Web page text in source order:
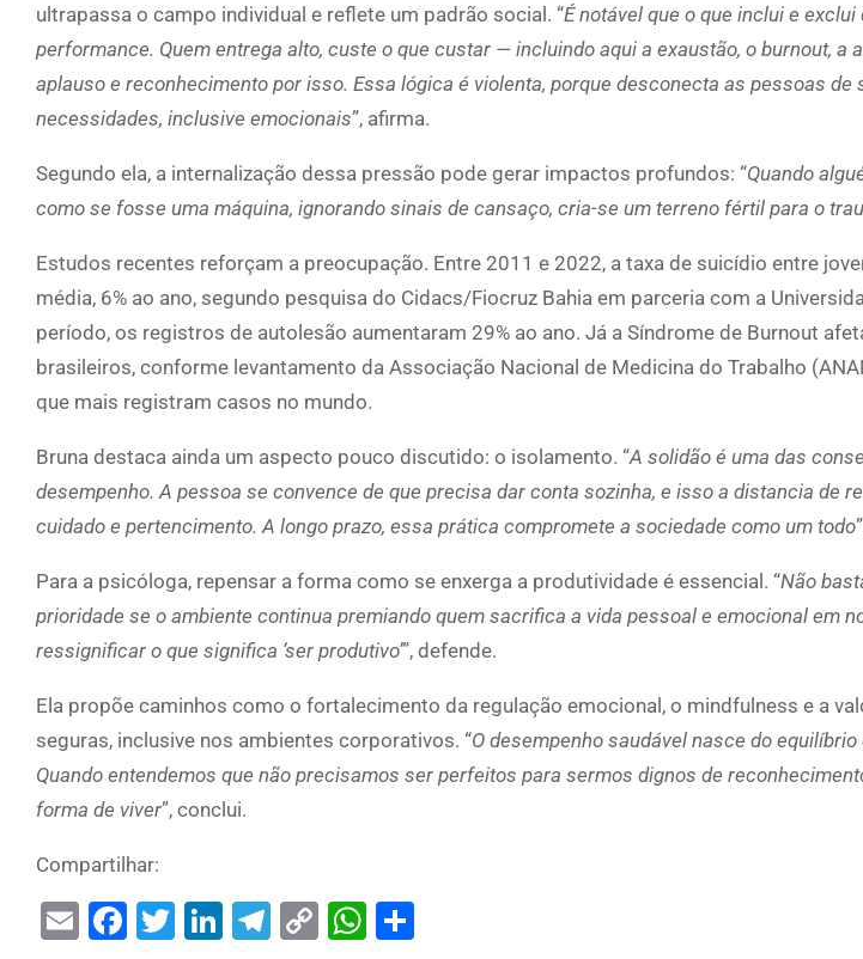
ultrapassa o campo individual e reflete um padrão social. “É notável que o que inclui e
performance. Quem entrega alto, custe o que custar — incluindo aqui a exaustão, o burnout, a
aplauso e reconhecimento por isso. Essa lógica é violenta, porque desconecta as pessoas de
necessidades, inclusive emocionais”, afirma.
Segundo ela, a internalização dessa pressão pode gerar impactos profundos: “Quando
como se fosse uma máquina, ignorando sinais de cansaço, cria-se um terreno fértil para o
Estudos recentes reforçam a preocupação. Entre 2011 e 2022, a taxa de suicídio entre
média, 6% ao ano, segundo pesquisa do Cidacs/Fiocruz Bahia em parceria com a
período, os registros de autolesão aumentaram 29% ao ano. Já a Síndrome de Burnout
brasileiros, conforme levantamento da Associação Nacional de Medicina do Trabalho
que mais registram casos no mundo.
Bruna destaca ainda um aspecto pouco discutido: o isolamento. “A solidão é uma das
desempenho. A pessoa se convence de que precisa dar conta sozinha, e isso a distancia de
cuidado e pertencimento. A longo prazo, essa prática compromete a sociedade como um todo
Para a psicóloga, repensar a forma como se enxerga a produtividade é essencial. “Não
prioridade se o ambiente continua premiando quem sacrifica a vida pessoal e emocional em
ressignificar o que significa ‘ser produtivo’”, defende.
Ela propõe caminhos como o fortalecimento da regulação emocional, o mindfulness e a
seguras, inclusive nos ambientes corporativos. “O desempenho saudável nasce do
Quando entendemos que não precisamos ser perfeitos para sermos dignos de
forma de viver”, conclui.
Compartilhar:
EmailFacebook
Twitter
LinkedIn
Telegram
CopyWhatsApp